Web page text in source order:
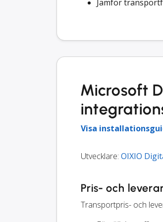
Jämför
Microsoft
Visa
Utvecklare: OIXIO
Pris- och
Transportpris- och